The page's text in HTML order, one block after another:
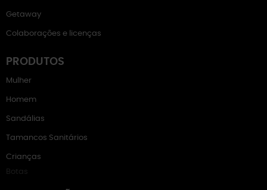
Getaway
Colaborações e licenças
PRODUTOS
Mulher
Homem
Sandálias
Tamancos Sanitários
Crianças
Botas